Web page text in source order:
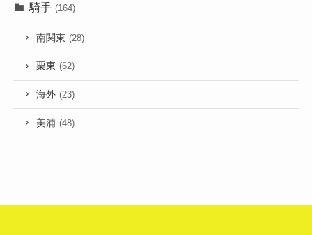
騎手 (164)
南関東 (28)
栗東 (62)
海外 (23)
美浦 (48)